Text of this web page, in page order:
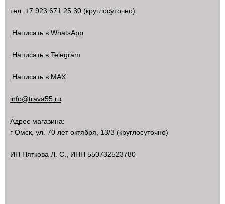
тел. +7 923 671 25 30 (круглосуточно)
Написать в WhatsApp
Написать в Telegram
Написать в MAX
info@trava55.ru
Адрес магазина:
г Омск ул. 70 лет октября, 13/3 (круглосуточно)
ИП Пяткова Л. С., ИНН 550732523780